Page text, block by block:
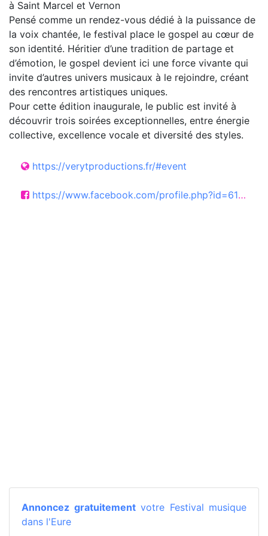
à Saint Marcel et Vernon
Pensé comme un rendez-vous dédié à la puissance de
la voix chantée, le festival place le gospel au cœur de
son identité. Héritier d’une tradition de partage et
d’émotion, le gospel devient ici une force vivante qui
invite d’autres univers musicaux à le rejoindre, créant
des rencontres artistiques uniques.
Pour cette édition inaugurale, le public est invité à
découvrir trois soirées exceptionnelles, entre énergie
collective, excellence vocale et diversité des styles.
https://verytproductions.fr/#event
https://www.facebook.com/profile.php?id=61575460386885&locale=fr_FR
Annoncez gratuitementvotre Festival musique
dans l'Eure